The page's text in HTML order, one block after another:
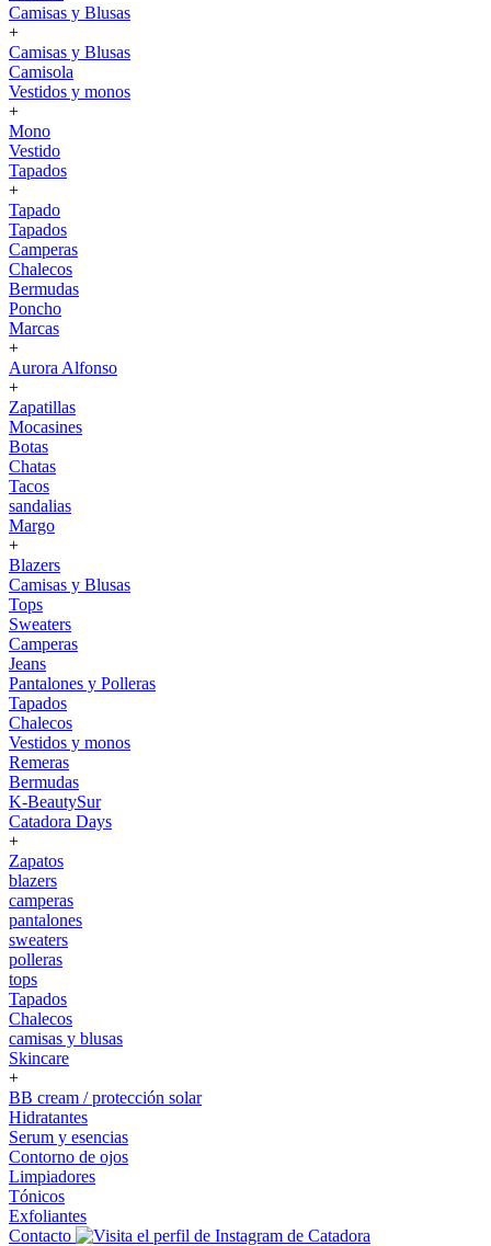
Camisas y Blusas
+
Camisas y Blusas
Camisola
Vestidos y monos
+
Mono
Vestido
Tapados
+
Tapado
Tapados
Camperas
Chalecos
Bermudas
Poncho
Marcas
+
Aurora Alfonso
+
Zapatillas
Mocasines
Botas
Chatas
Tacos
sandalias
Margo
+
Blazers
Camisas y Blusas
Tops
Sweaters
Camperas
Jeans
Pantalones y Polleras
Tapados
Chalecos
Vestidos y monos
Remeras
Bermudas
K-BeautySur
Catadora Days
+
Zapatos
blazers
camperas
pantalones
sweaters
polleras
tops
Tapados
Chalecos
camisas y blusas
Skincare
+
BB cream / protección solar
Hidratantes
Serum y esencias
Contorno de ojos
Limpiadores
Tónicos
Exfoliantes
Contacto